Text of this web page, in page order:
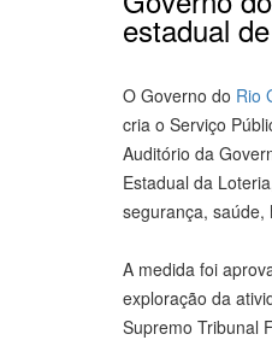
estadual
O Governo do Rio
cria o Serviço
Auditório da
Estadual da
segurança, saúde,
A medida foi
exploração da
Supremo Tribunal